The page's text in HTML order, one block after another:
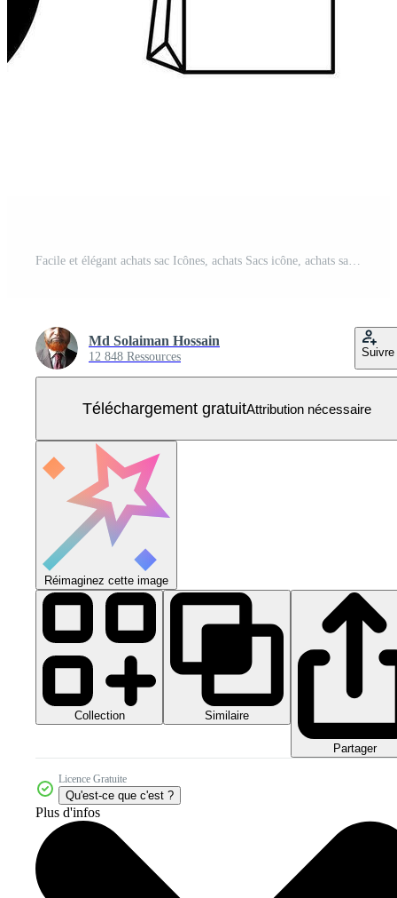
Facile et élégant achats sac Icônes, achats Sacs icône, achats sac ensembles Vecteur Gratuit
Md Solaiman Hossain
12 848 Ressources Suivre
Téléchargement gratuitAttribution nécessaire
Réimaginez cette image
Collection Similaire
Partager
Licence Gratuite
Qu'est-ce que c'est ?
Plus d'infos